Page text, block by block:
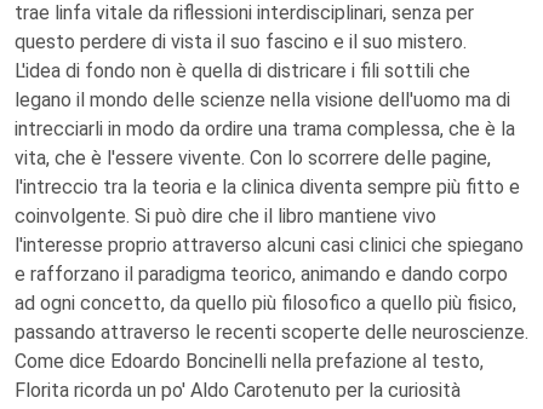
trae linfa vitale da riflessioni interdisciplinari, senza per
questo perdere di vista il suo fascino e il suo mistero.
L'idea di fondo non è quella di districare i fili sottili che
legano il mondo delle scienze nella visione dell'uomo ma di
intrecciarli in modo da ordire una trama complessa, che è la
vita, che è l'essere vivente. Con lo scorrere delle pagine,
l'intreccio tra la teoria e la clinica diventa sempre più fitto e
coinvolgente. Si può dire che il libro mantiene vivo
l'interesse proprio attraverso alcuni casi clinici che spiegano
e rafforzano il paradigma teorico, animando e dando corpo
ad ogni concetto, da quello più filosofico a quello più fisico,
passando attraverso le recenti scoperte delle neuroscienze.
Come dice Edoardo Boncinelli nella prefazione al testo,
Florita ricorda un po' Aldo Carotenuto per la curiosità